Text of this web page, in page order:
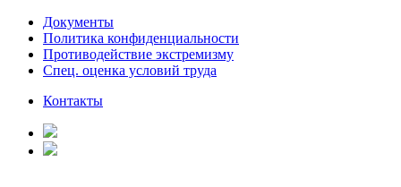
Документы
Политика конфиденциальности
Противодействие экстремизму
Спец. оценка условий труда
Контакты